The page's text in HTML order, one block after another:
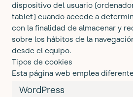
dispositivo del usuario
tablet) cuando accede a
con la finalidad de almacenar y
sobre los hábitos de la
desde el equipo.
Tipos de cookies
Esta página web emplea
WordPress